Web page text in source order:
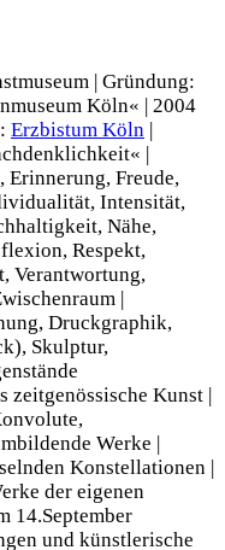
| Gründung:
Köln« | 2004
Erzbistum Köln |
|
Erinnerung, Freude,
Intensität,
Nähe,
Respekt,
Verantwortung,
|
Druckgraphik,
Skulptur,
zeitgenössische Kunst |
Werke |
Konstellationen |
der eigenen
14.September
und künstlerische